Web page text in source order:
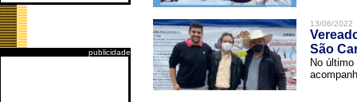
publicidade
13/06/2022
São
No